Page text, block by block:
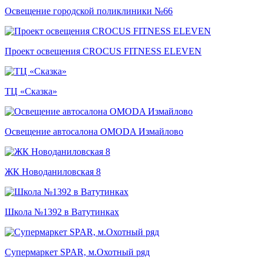
Освещение городской поликлиники №66
Проект освещения CROCUS FITNESS ELEVEN
ТЦ «Сказка»
Освещение автосалона OMODA Измайлово
ЖК Новоданиловская 8
Школа №1392 в Ватутинках
Супермаркет SPAR, м.Охотный ряд